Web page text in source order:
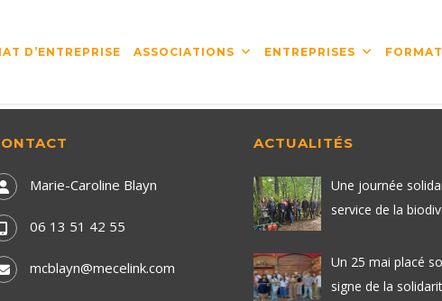
D’ENTREPRISE ASSOCIATIONS ENTREPRISES
Marie-Caroline Blayn
06 13 51 42 55
mcblayn@mecelink.com
ACTUALITÉS
Une journée
service de la
Un 25 mai placé
signe de la